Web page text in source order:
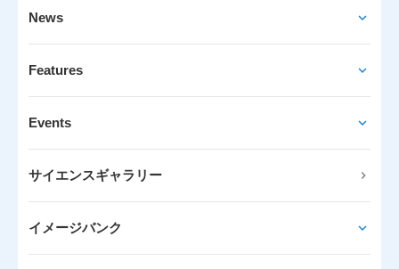
News
Features
Events
サイエンスギャラリー
イメージバンク